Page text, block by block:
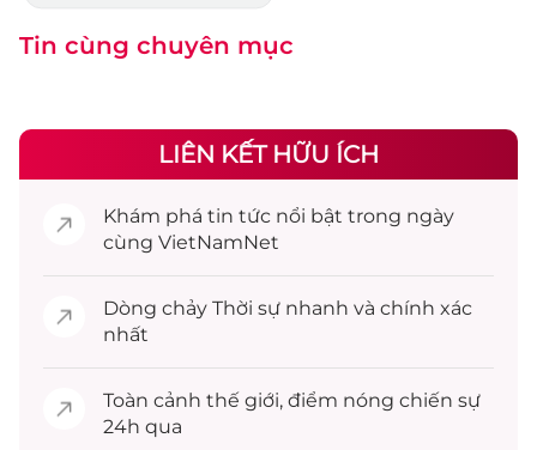
Tin cùng chuyên mục
LIÊN KẾT HỮU ÍCH
Khám phá tin tức nổi bật trong ngày
cùng VietNamNet
Dòng chảy Thời sự nhanh và chính xác
nhất
Toàn cảnh thế giới, điểm nóng chiến sự
24h qua